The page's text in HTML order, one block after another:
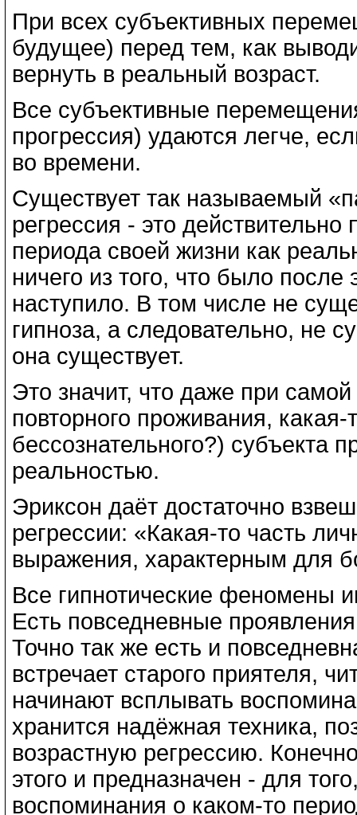
При всех субъективных
будущее) перед тем, как
вернуть в реальный возраст.
Все субъективные
прогрессия) удаются легче,
во времени.
Существует так называемый
регрессия - это
периода своей жизни как
ничего из того, что было
наступило. В том числе не
гипноза, а следовательно, не
она существует.
Это значит, что даже при
повторного проживания,
бессознательного?) субъекта
реальностью.
Эриксон даёт достаточно
регрессии: «Какая-то часть
выражения, характерным для
Все гипнотические феномены
Есть повседневные
Точно так же есть и
встречает старого приятеля,
начинают всплывать
хранится надёжная техника,
возрастную регрессию.
этого и предназначен - для
воспоминания о каком-то